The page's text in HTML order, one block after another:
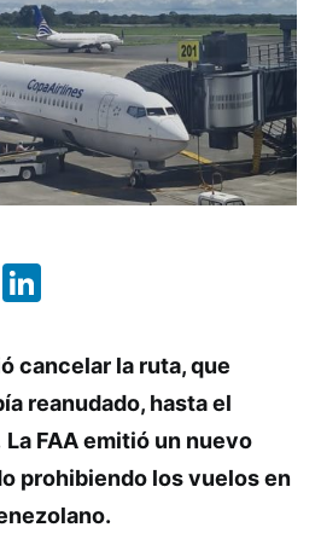
X
cancelar la ruta, que
reanudado, hasta el
La FAA emitió un nuevo
prohibiendo los vuelos en